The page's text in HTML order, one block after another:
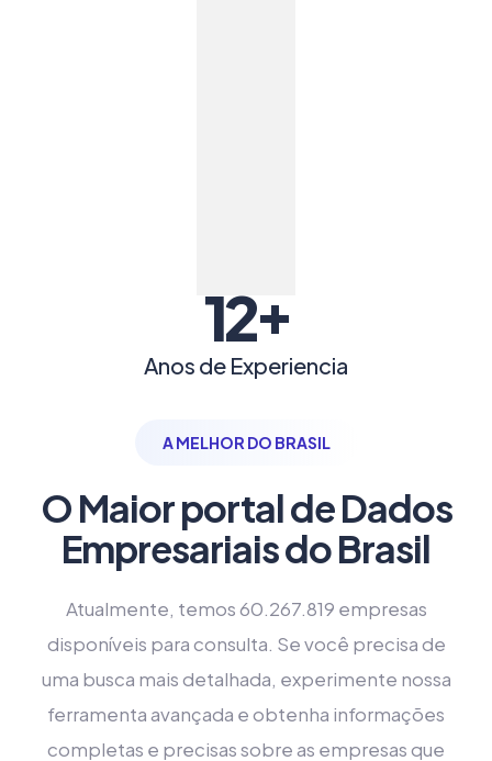
12+
Anos de Experiencia
A MELHOR DO BRASIL
O Maior portal de Dados
Empresariais do Brasil
Atualmente, temos 60.267.819 empresas
disponíveis para consulta. Se você precisa de
uma busca mais detalhada, experimente nossa
ferramenta avançada e obtenha informações
completas e precisas sobre as empresas que